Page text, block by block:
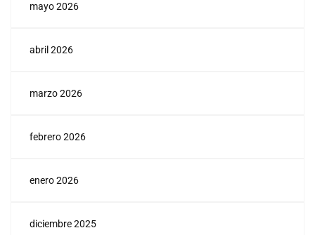
mayo 2026
abril 2026
marzo 2026
febrero 2026
enero 2026
diciembre 2025